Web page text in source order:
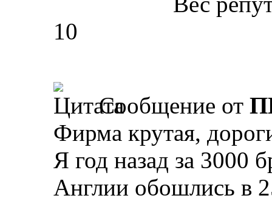
10
Сообщение от
Фирма крутая,
Я год назад за 3000
Англии обошлись в